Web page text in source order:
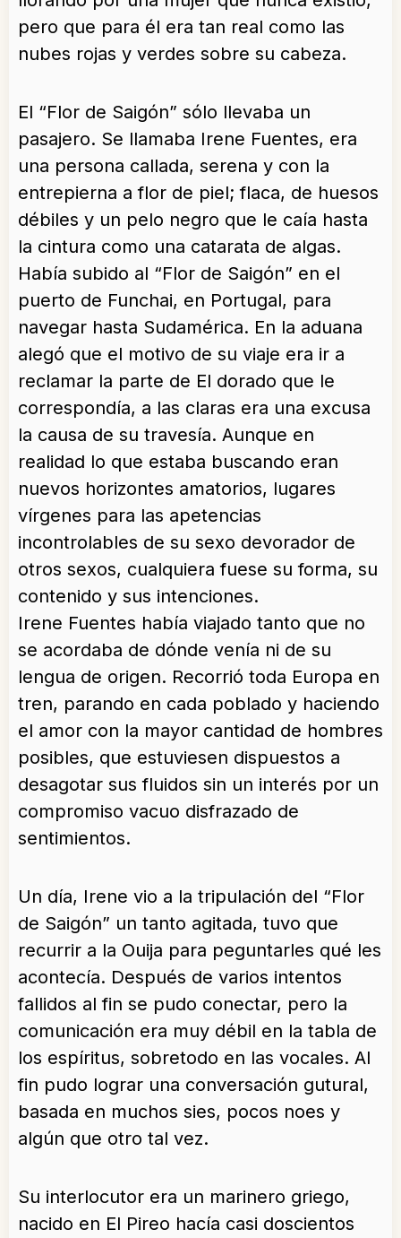
pero que para él era tan real como las
nubes rojas y verdes sobre su cabeza.
El “Flor de Saigón” sólo llevaba un
pasajero. Se llamaba Irene Fuentes, era
una persona callada, serena y con la
entrepierna a flor de piel; flaca, de huesos
débiles y un pelo negro que le caía hasta
la cintura como una catarata de algas.
Había subido al “Flor de Saigón” en el
puerto de Funchai, en Portugal, para
navegar hasta Sudamérica. En la aduana
alegó que el motivo de su viaje era ir a
reclamar la parte de El dorado que le
correspondía, a las claras era una excusa
la causa de su travesía. Aunque en
realidad lo que estaba buscando eran
nuevos horizontes amatorios, lugares
vírgenes para las apetencias
incontrolables de su sexo devorador de
otros sexos, cualquiera fuese su forma, su
contenido y sus intenciones.
Irene Fuentes había viajado tanto que no
se acordaba de dónde venía ni de su
lengua de origen. Recorrió toda Europa en
tren, parando en cada poblado y haciendo
el amor con la mayor cantidad de hombres
posibles, que estuviesen dispuestos a
desagotar sus fluidos sin un interés por un
compromiso vacuo disfrazado de
sentimientos.
Un día, Irene vio a la tripulación del “Flor
de Saigón” un tanto agitada, tuvo que
recurrir a la Ouija para peguntarles qué les
acontecía. Después de varios intentos
fallidos al fin se pudo conectar, pero la
comunicación era muy débil en la tabla de
los espíritus, sobretodo en las vocales. Al
fin pudo lograr una conversación gutural,
basada en muchos sies, pocos noes y
algún que otro tal vez.
Su interlocutor era un marinero griego,
nacido en El Pireo hacía casi doscientos